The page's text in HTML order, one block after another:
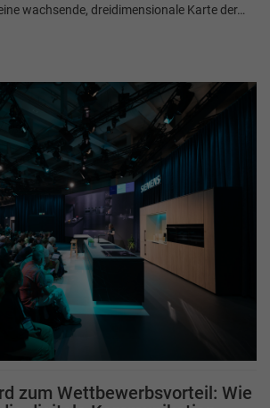
wachsende, dreidimensionale Karte der…
zum Wettbewerbsvorteil: Wie